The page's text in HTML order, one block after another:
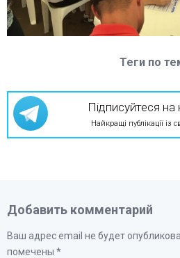
Теги по
Підписуйтеся
Найкращі публікації із
Добавить комментарий
Ваш адрес email не будет
помечены *